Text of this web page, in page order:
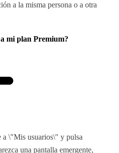
a la misma persona o a otra
mi plan Premium?
a \"Mis usuarios\" y pulsa
una pantalla emergente,